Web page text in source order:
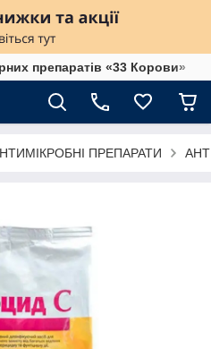
препаратів «33 Корови»
ПРЕПАРАТИ